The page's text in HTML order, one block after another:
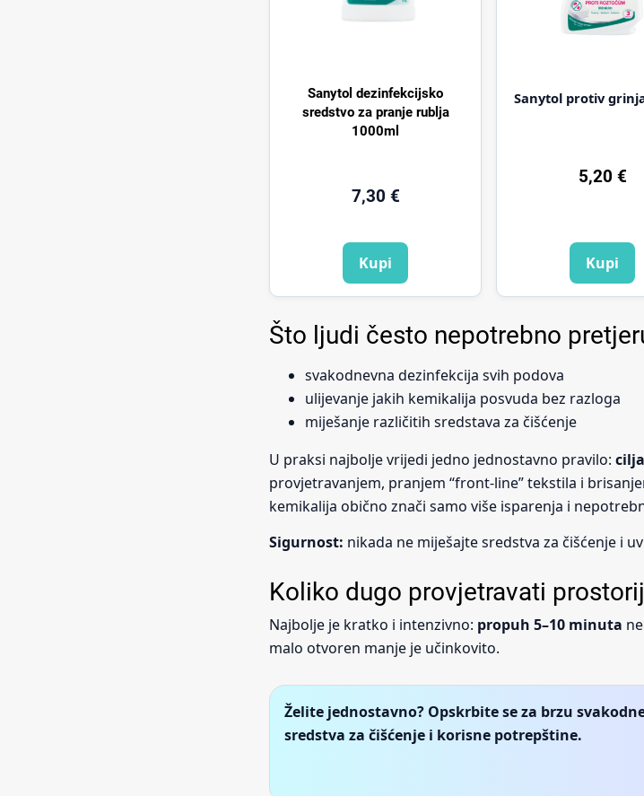
Sanytol dezinfekcijsko
sredstvo za pranje rublja
1000ml
7,30 €
Kupi
Sanytol protiv
5,20 €
Kupi
Što ljudi često nepotrebno
svakodnevna dezinfekcija svih podova
ulijevanje jakih kemikalija posvuda bez razloga
miješanje različitih sredstava za čišćenje
U praksi najbolje vrijedi jedno jednostavno pravilo:
provjetravanjem, pranjem “front-line” tekstila i
kemikalija obično znači samo više isparenja i
Sigurnost: nikada ne miješajte sredstva za čišćenje i
Koliko dugo provjetravati
Najbolje je kratko i intenzivno: propuh 5–10 minuta
malo otvoren manje je učinkovito.
Želite jednostavno? Opskrbite se za brzu
sredstva za čišćenje i korisne potrepštine.